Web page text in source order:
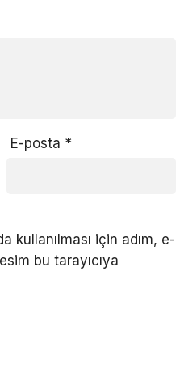
E-posta *
kullanılması için adım, e-
bu tarayıcıya